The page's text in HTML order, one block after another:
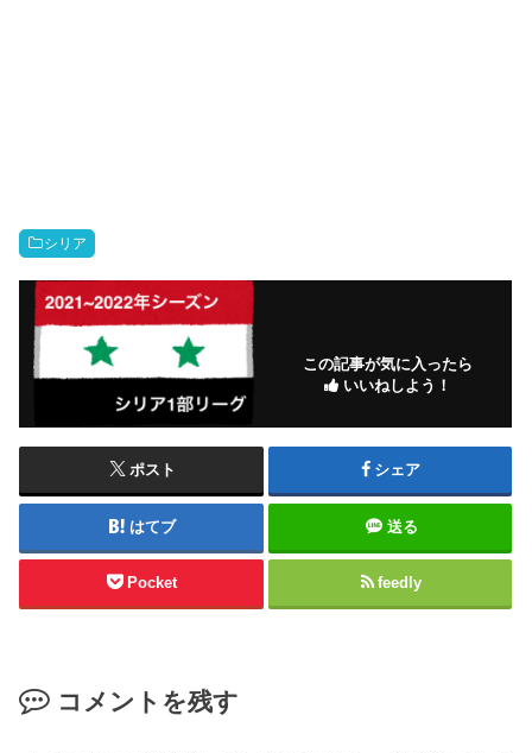
シリア
この記事が気に入ったら
いいねしよう！
ポスト シェア
はてブ 送る
Pocket feedly
コメントを残す